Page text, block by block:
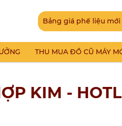
Bảng giá phế liệu
THU MUA ĐỒ CŨ MÁY
KIM -